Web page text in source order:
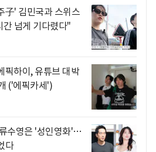
子' 김민국과 스위스
간 넘게 기다렸다"
픽하이, 유튜브 대박
('에픽카세')
수영은 '성인영화'…
다